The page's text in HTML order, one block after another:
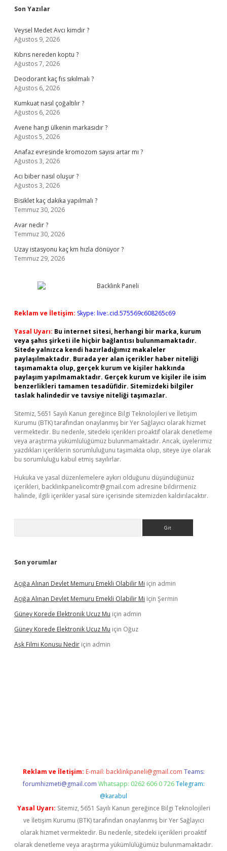
Sidebar
Son Yazılar
Veysel Medet Avcı kimdir ?
Ağustos 9, 2026
Kıbrıs nereden koptu ?
Ağustos 7, 2026
Deodorant kaç fıs sıkılmalı ?
Ağustos 6, 2026
Kumkuat nasıl çoğaltılır ?
Ağustos 6, 2026
Avene hangi ülkenin markasıdır ?
Ağustos 5, 2026
Anafaz evresinde kromozom sayısı artar mı ?
Ağustos 3, 2026
Acı biber nasıl oluşur ?
Ağustos 3, 2026
Bisiklet kaç dakika yapılmalı ?
Temmuz 30, 2026
Avar nedir ?
Temmuz 30, 2026
Uzay istasyonu kaç km hızla dönüyor ?
Temmuz 29, 2026
Reklam ve İletişim: Skype: live:.cid.575569c608265c69
Yasal Uyarı: Bu internet sitesi, herhangi bir marka, kurum
veya şahıs şirketi ile hiçbir bağlantısı bulunmamaktadır.
Sitede yalnızca kendi hazırladığımız makaleler
paylaşılmaktadır. Burada yer alan içerikler haber niteliği
taşımamakta olup, gerçek kurum ve kişiler hakkında
paylaşım yapılmamaktadır. Gerçek kurum ve kişiler ile isim
benzerlikleri tamamen tesadüfidir. Sitemizdeki bilgiler
taslak halindedir ve tavsiye niteliği taşımazlar.
Sitemiz, 5651 Sayılı Kanun gereğince Bilgi Teknolojileri ve İletişim
Kurumu (BTK) tarafından onaylanmış bir Yer Sağlayıcı olarak hizmet
vermektedir. Bu nedenle, sitedeki içerikleri proaktif olarak denetleme
veya araştırma yükümlülüğümüz bulunmamaktadır. Ancak, üyelerimiz
yazdıkları içeriklerin sorumluluğunu taşımakta olup, siteye üye olarak
bu sorumluluğu kabul etmiş sayılırlar.
Hukuka ve yasal düzenlemelere aykırı olduğunu düşündüğünüz
içerikleri, backlinkpanelicomtr@gmail.com adresine bildirmeniz
halinde, ilgili içerikler yasal süre içerisinde sitemizden kaldırılacaktır.
Son yorumlar
Açığa Alınan Devlet Memuru Emekli Olabilir Mi için admin
Açığa Alınan Devlet Memuru Emekli Olabilir Mi için Şermin
Güney Korede Elektronik Ucuz Mu için admin
Güney Korede Elektronik Ucuz Mu için Oğuz
Aşk Filmi Konusu Nedir için admin
Reklam ve İletişim: E-mail: backlinkpaneli@gmail.com Teams:
forumhizmeti@gmail.com Whatsapp: 0262 606 0 726 Telegram:
@karabul
Yasal Uyarı: Sitemiz, 5651 Sayılı Kanun gereğince Bilgi Teknolojileri
ve İletişim Kurumu (BTK) tarafından onaylanmış bir Yer Sağlayıcı
olarak hizmet vermektedir. Bu nedenle, sitedeki içerikleri proaktif
olarak denetleme veya araştırma yükümlülüğümüz bulunmamaktadır.